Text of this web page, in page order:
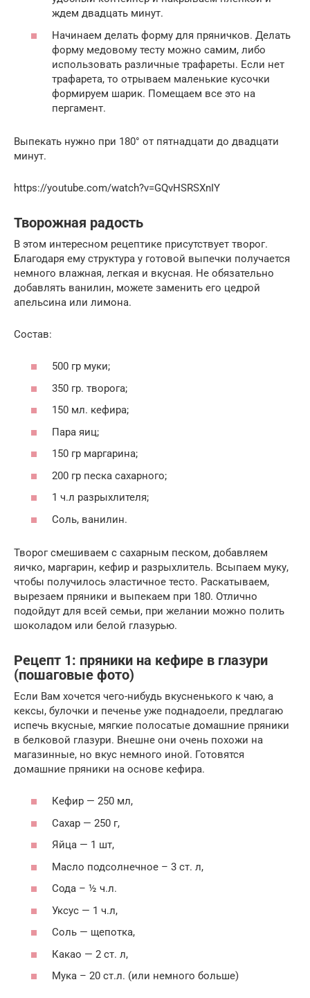
ждем двадцать минут.
Начинаем делать форму для пряничков. Делать
форму медовому тесту можно самим, либо
использовать различные трафареты. Если нет
трафарета, то отрываем маленькие кусочки
формируем шарик. Помещаем все это на
пергамент.
Выпекать нужно при 180° от пятнадцати до двадцати
минут.
https://youtube.com/watch?v=GQvHSRSXnIY
Творожная радость
В этом интересном рецептике присутствует творог.
Благодаря ему структура у готовой выпечки получается
немного влажная, легкая и вкусная. Не обязательно
добавлять ванилин, можете заменить его цедрой
апельсина или лимона.
Состав:
500 гр муки;
350 гр. творога;
150 мл. кефира;
Пара яиц;
150 гр маргарина;
200 гр песка сахарного;
1 ч.л разрыхлителя;
Соль, ванилин.
Творог смешиваем с сахарным песком, добавляем
яичко, маргарин, кефир и разрыхлитель. Всыпаем муку,
чтобы получилось эластичное тесто. Раскатываем,
вырезаем пряники и выпекаем при 180. Отлично
подойдут для всей семьи, при желании можно полить
шоколадом или белой глазурью.
Рецепт 1: пряники на кефире в глазури
(пошаговые фото)
Если Вам хочется чего-нибудь вкусненького к чаю, а
кексы, булочки и печенье уже поднадоели, предлагаю
испечь вкусные, мягкие полосатые домашние пряники
в белковой глазури. Внешне они очень похожи на
магазинные, но вкус немного иной. Готовятся
домашние пряники на основе кефира.
Кефир — 250 мл,
Сахар — 250 г,
Яйца — 1 шт,
Масло подсолнечное – 3 ст. л,
Сода – ½ ч.л.
Уксус — 1 ч.л,
Соль — щепотка,
Какао — 2 ст. л,
Мука – 20 ст.л. (или немного больше)